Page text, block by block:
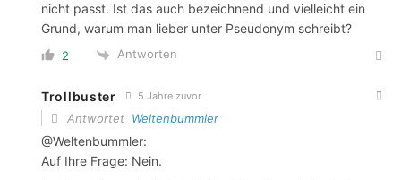
nicht passt. Ist das auch bezeichnend und vielleicht ein
Grund, warum man lieber unter Pseudonym schreibt?
2 Antworten
Trollbuster 5 Jahre zuvor
Antwortet Weltenbummler
@Weltenbummler:
Auf Ihre Frage: Nein.